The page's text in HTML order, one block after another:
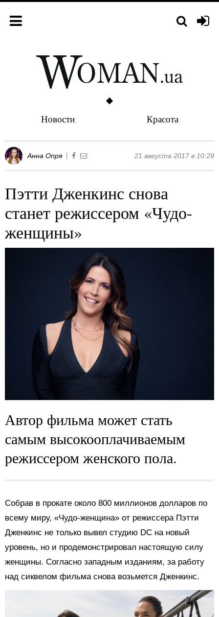
Новости Красота
Анна Опря 21 августа 2017 в 10:29
Пэтти Дженкинс снова
станет режиссером «Чудо-
женщины»
Автор фильма может стать
самым высокооплачиваемым
режиссером женского пола.
Собрав в прокате около 800 миллионов долларов по
всему миру, «Чудо-женщина» от режиссера Пэтти
Дженкинс не только вывел студию DC на новый
уровень, но и продемонстрировал настоящую силу
женщины. Согласно западным изданиям, за работу
над сиквелом фильма снова возьмется Дженкинс.